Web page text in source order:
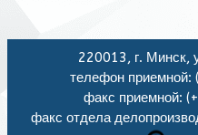
220013, г. Минск,
телефон
факс приемной:
факс отдела